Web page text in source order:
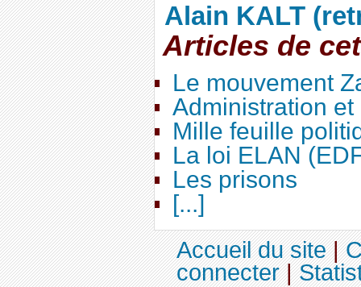
Alain KALT
Articles de
Le mouvement
Administration
Mille feuille
La loi ELAN
Les prisons
[...]
Accueil du site|
connecter|